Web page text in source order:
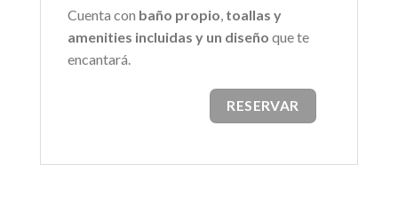
Cuenta con baño propio, toallas y
amenities incluidas y un diseño que te
encantará.
RESERVAR